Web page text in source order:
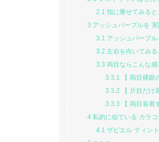
2.1 指に乗せてみる
3アッシュパープルを
3.1 アッシュパープ
3.2 左右を向いてみる
3.3 両目ならこんな感
3.3.1 【 両目裸眼
3.3.2 【 片目だけ
3.3.3 【 両目装着
4私的に似ている カラ
4.1 ザピエル ティン